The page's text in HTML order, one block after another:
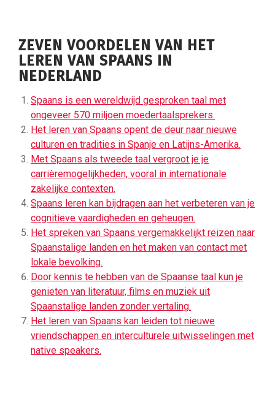
ZEVEN VOORDELEN VAN HET
LEREN VAN SPAANS IN
NEDERLAND
Spaans is een wereldwijd gesproken taal met
ongeveer 570 miljoen moedertaalsprekers.
Het leren van Spaans opent de deur naar nieuwe
culturen en tradities in Spanje en Latijns-Amerika.
Met Spaans als tweede taal vergroot je je
carrièremogelijkheden, vooral in internationale
zakelijke contexten.
Spaans leren kan bijdragen aan het verbeteren van je
cognitieve vaardigheden en geheugen.
Het spreken van Spaans vergemakkelijkt reizen naar
Spaanstalige landen en het maken van contact met
lokale bevolking.
Door kennis te hebben van de Spaanse taal kun je
genieten van literatuur, films en muziek uit
Spaanstalige landen zonder vertaling.
Het leren van Spaans kan leiden tot nieuwe
vriendschappen en interculturele uitwisselingen met
native speakers.